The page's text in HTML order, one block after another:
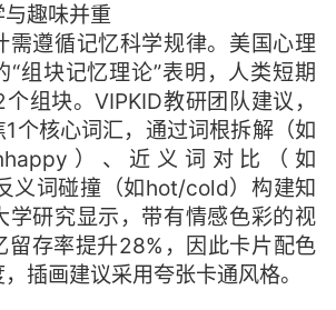
趣味并重
需遵循记忆科学规律。美国心理
“组块记忆理论”表明，人类短期
组块。VIPKID教研团队建议，
个核心词汇，通过词根拆解（如
）、近义词对比（如
义词碰撞（如hot/cold）构建知
学研究显示，带有情感色彩的视
留存率提升28%，因此卡片配色
插画建议采用夸张卡通风格。